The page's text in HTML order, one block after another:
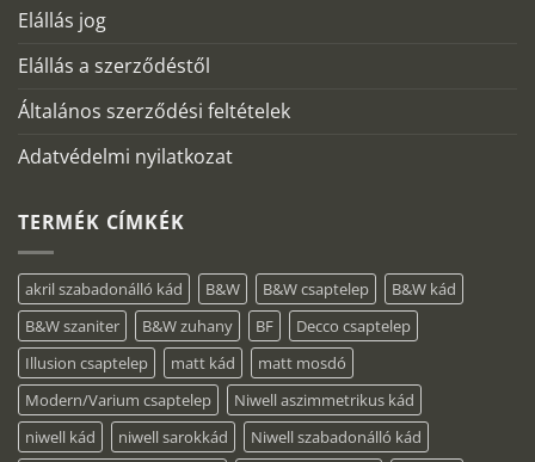
Elállás jog
Elállás a szerződéstől
Általános szerződési feltételek
Adatvédelmi nyilatkozat
TERMÉK CÍMKÉK
akril szabadonálló kád B&W B&W csaptelep
B&W kád
B&W szaniter
B&W zuhany BF
Decco csaptelep
Illusion csaptelep
matt kád
matt mosdó
Modern/Varium csaptelep
Niwell aszimmetrikus kád
niwell kád
niwell sarokkád
Niwell szabadonálló kád